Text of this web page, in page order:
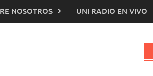
NOSOTROS UNI RADIO EN VIVO